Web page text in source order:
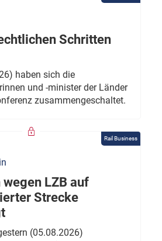
Schritten
haben sich die
und -minister der Länder
zusammengeschaltet.
Rail Business
LZB auf
Strecke
(05.08.2026)